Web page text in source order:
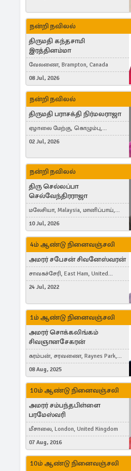
நன்றி நவிலல்
திருமதி கந்தசாமி
இரத்தினம்மா
வேலணை, Brampton, Canada
08 Jul, 2026
நன்றி நவிலல்
திருமதி பராசக்தி நிர்மலராஜா
ஏழாலை மேற்கு, கொழும்பு,
தங்காலை, London, United Kingdom
02 Jul, 2026
நன்றி நவிலல்
திரு செல்லப்பா
செல்வேந்திரராஜா
மலேசியா, Malaysia, மானிப்பாய்,
Duisburg, Germany, London, United
Kingdom
10 Jul, 2026
4ம் ஆண்டு நினைவஞ்சலி
அமரர் சபேசன் சிவனேஸ்வரன்
சாவகச்சேரி, East Ham, United
Kingdom
24 Jul, 2022
1ம் ஆண்டு நினைவஞ்சலி
அமரர் சொக்கலிங்கம்
சிவஞானசேகரன்
கரம்பன், சரவணை, Raynes Park,
London, United Kingdom
08 Aug, 2025
10ம் ஆண்டு நினைவஞ்சலி
அமரர் சம்பந்தபிள்ளை
பரமேஸ்வரி
மீசாலை, London, United Kingdom
07 Aug, 2016
10ம் ஆண்டு நினைவஞ்சலி